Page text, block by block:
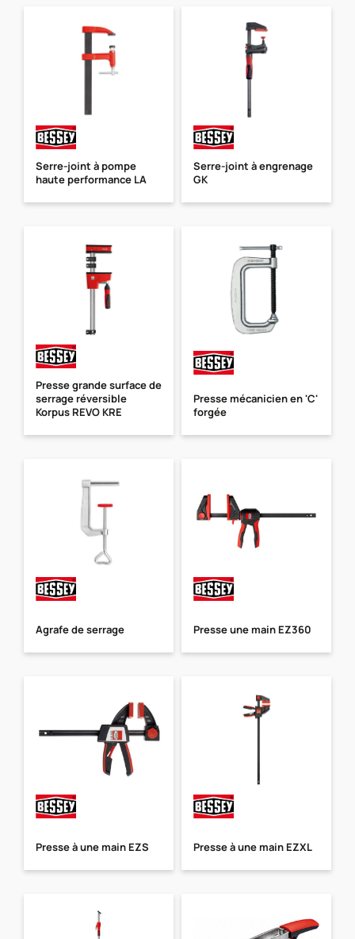
Serre-joint à pompe
haute performance LA
Serre-joint à engrenage
GK
Presse grande surface de
serrage réversible
Korpus REVO KRE
Presse mécanicien en 'C'
forgée
Agrafe de serrage Presse une main EZ360
Presse à une main EZS Presse à une main EZXL